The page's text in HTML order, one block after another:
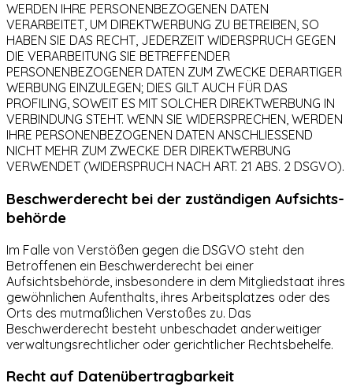
WERDEN IHRE PERSONENBEZOGENEN DATEN
VERARBEITET, UM DIREKTWERBUNG ZU BETREIBEN, SO
HABEN SIE DAS RECHT, JEDERZEIT WIDERSPRUCH GEGEN
DIE VERARBEITUNG SIE BETREFFENDER
PERSONENBEZOGENER DATEN ZUM ZWECKE DERARTIGER
WERBUNG EINZULEGEN; DIES GILT AUCH FÜR DAS
PROFILING, SOWEIT ES MIT SOLCHER DIREKTWERBUNG IN
VERBINDUNG STEHT. WENN SIE WIDERSPRECHEN, WERDEN
IHRE PERSONENBEZOGENEN DATEN ANSCHLIESSEND
NICHT MEHR ZUM ZWECKE DER DIREKTWERBUNG
VERWENDET (WIDERSPRUCH NACH ART. 21 ABS. 2 DSGVO).
Beschwerde­recht bei der zuständigen Aufsichts­
behörde
Im Falle von Verstößen gegen die DSGVO steht den
Betroffenen ein Beschwerderecht bei einer
Aufsichtsbehörde, insbesondere in dem Mitgliedstaat ihres
gewöhnlichen Aufenthalts, ihres Arbeitsplatzes oder des
Orts des mutmaßlichen Verstoßes zu. Das
Beschwerderecht besteht unbeschadet anderweitiger
verwaltungsrechtlicher oder gerichtlicher Rechtsbehelfe.
Recht auf Daten­übertrag­barkeit